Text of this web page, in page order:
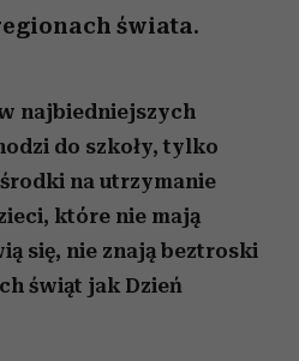
świata.
najbiedniejszych
do szkoły, tylko
na utrzymanie
które nie mają
się, nie znają beztroski
świąt jak Dzień